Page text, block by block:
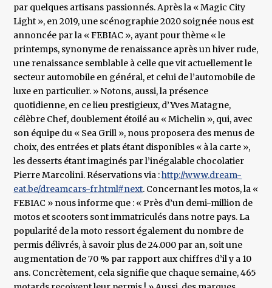
par quelques artisans passionnés. Après la « Magic City
Light », en 2019, une scénographie 2020 soignée nous est
annoncée par la « FEBIAC », ayant pour thème « le
printemps, synonyme de renaissance après un hiver rude,
une renaissance semblable à celle que vit actuellement le
secteur automobile en général, et celui de l’automobile de
luxe en particulier. » Notons, aussi, la présence
quotidienne, en ce lieu prestigieux, d’Yves Matagne,
célèbre Chef, doublement étoilé au « Michelin », qui, avec
son équipe du « Sea Grill », nous proposera des menus de
choix, des entrées et plats étant disponibles « à la carte »,
les desserts étant imaginés par l’inégalable chocolatier
Pierre Marcolini. Réservations via :http://www.dream-
eat.be/dreamcars-fr.html#next. Concernant les motos, la «
FEBIAC » nous informe que : « Près d’un demi-million de
motos et scooters sont immatriculés dans notre pays. La
popularité de la moto ressort également du nombre de
permis délivrés, à savoir plus de 24.000 par an, soit une
augmentation de 70 % par rapport aux chiffres d’il y a 10
ans. Concrètement, cela signifie que chaque semaine, 465